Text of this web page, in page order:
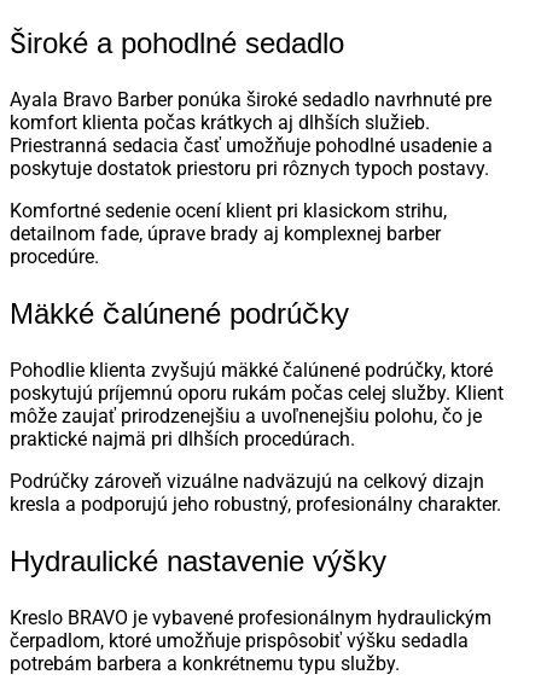
Široké a pohodlné sedadlo
Ayala Bravo Barber ponúka široké sedadlo navrhnuté pre
komfort klienta počas krátkych aj dlhších služieb.
Priestranná sedacia časť umožňuje pohodlné usadenie a
poskytuje dostatok priestoru pri rôznych typoch postavy.
Komfortné sedenie ocení klient pri klasickom strihu,
detailnom fade, úprave brady aj komplexnej barber
procedúre.
Mäkké čalúnené podrúčky
Pohodlie klienta zvyšujú mäkké čalúnené podrúčky, ktoré
poskytujú príjemnú oporu rukám počas celej služby. Klient
môže zaujať prirodzenejšiu a uvoľnenejšiu polohu, čo je
praktické najmä pri dlhších procedúrach.
Podrúčky zároveň vizuálne nadväzujú na celkový dizajn
kresla a podporujú jeho robustný, profesionálny charakter.
Hydraulické nastavenie výšky
Kreslo BRAVO je vybavené profesionálnym hydraulickým
čerpadlom, ktoré umožňuje prispôsobiť výšku sedadla
potrebám barbera a konkrétnemu typu služby.